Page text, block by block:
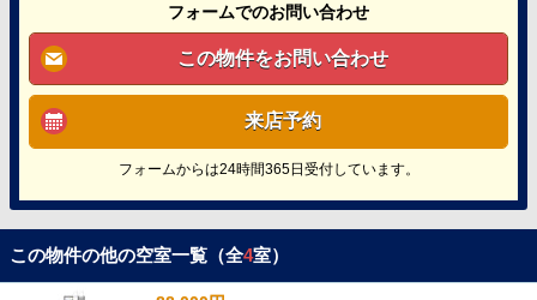
フォームでのお問い合わせ
この物件をお問い合わせ
来店予約
フォームからは24時間365日受付しています。
この物件の他の空室一覧（全4室）